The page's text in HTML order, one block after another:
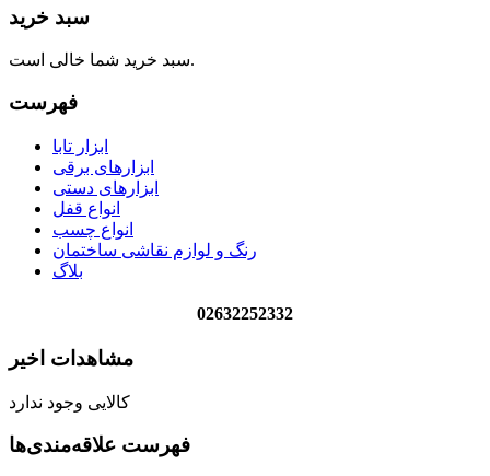
سبد خرید
سبد خرید شما خالی است.
فهرست
ابزار تابا
ابزارهای برقی
ابزارهای دستی
انواع قفل
انواع چسب
رنگ و لوازم نقاشی ساختمان
بلاگ
02632252332
مشاهدات اخیر
کالایی وجود ندارد
فهرست علاقه‌مندی‌ها